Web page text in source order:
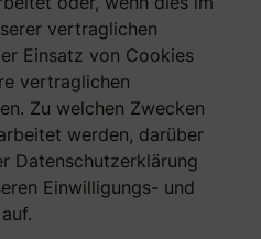
vertraglichen
Einsatz von Cookies
vertraglichen
Zu welchen Zwecken
werden, darüber
Datenschutzerklärung
Einwilligungs- und